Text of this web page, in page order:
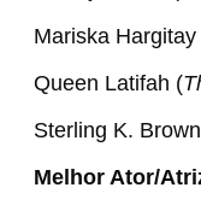
Mariska Hargitay
Queen Latifah (
Sterling K.
Melhor Ator/